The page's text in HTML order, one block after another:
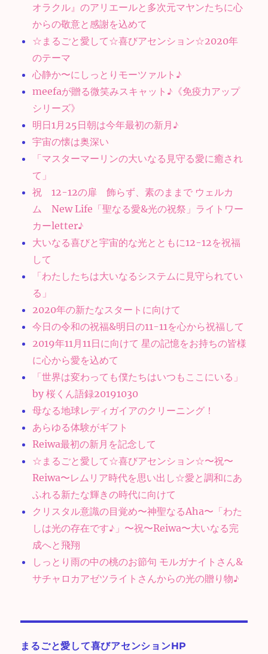
オラクル』のアリエールと多次元マヤンたちに心
からの敬意と感謝を込めて
☆まるごと愛して☆喜びアセンション☆2020年
のテーマ
心静か〜にしっとりモーツァルト♪
meefaが贈る微笑みスキャット♪《免疫力アップ
シリーズ》
明日1月25日朝は今年最初の新月♪
宇宙の懐は奥深い
「マスターマーリンの大いなる見守る愛に癒され
て」
祝 12-12の扉 飾らず、素のままで ウェルカ
ム New Life「聖なる愛&光の祝祭」ライトワー
カーletter♪
大いなる喜びと宇宙的な光とともに12-12を祝福
して
「わたしたちは大いなるシステムに見守られてい
る」
2020年の新たなスタートに向けて
今日の令和の祝福&明日の11-11を心から祝福して
2019年11月11日に向けて 星の記憶をお持ちの皆様
に心から愛を込めて
「世界は変わっても僕たちはいつもここにいる」
by 桜くん語録20191030
母なる地球レディガイアのクリーニング！
あらゆる体験がギフト
Reiwa最初の新月を記念して
☆まるごと愛して☆喜びアセンション☆〜祝〜
Reiwa〜レムリア時代を思い出し☆愛と調和にあ
ふれる新たな輝きの時代に向けて
クリスタル意識の目覚め〜神聖なるAha〜「わた
しは光の存在です♪」〜祝〜Reiwa〜大いなる完
成へと飛翔
しっとり雨の中の桃のお節句 モルガナイトさん&
サチャロカアゼツライトさんからの光の贈り物♪
まるごと愛して喜びアセンションHP